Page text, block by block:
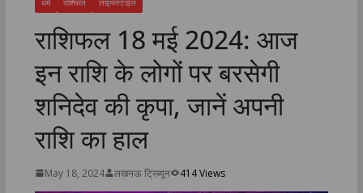
राशिफल 18 मई 2024: आज
इन राशि के लोगों पर बरसेगी
शनिदेव की कृपा, जानें अपनी
राशि का हाल
May 18, 2024 लखनऊ ट्रिब्यून 414 Views